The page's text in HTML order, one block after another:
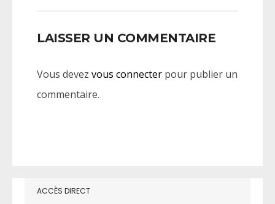
LAISSER UN COMMENTAIRE
Vous devez vous connecter pour publier un
commentaire.
ACCÈS DIRECT